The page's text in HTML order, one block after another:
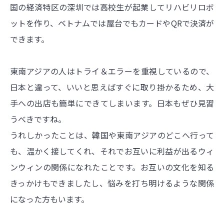
国の経済特区の深圳では高校生が起業してリハビリロボ
ットを作り、ベトナムでは屋台でもカードやQRで決済が
できます。
東南アジアの人はトライ＆エラーを重視しているので、
日本と違って、いいと思えばすぐに取り掛かるため、大
手への出店も簡単にできてしまいます。日本もぜひ見習
うべきですね。
うれしかったことは、韓国や東南アジアのどこへ行って
も、温かく接してくれ、それでお互いに利益が出るウィ
ンウィンの関係になれたことです。お互いの文化を知る
きっかけもできましたし、悩みを打ち明けるような関係
になった方もいます。